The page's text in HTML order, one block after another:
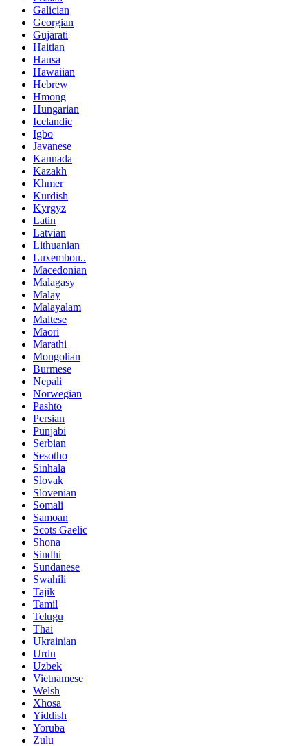
Galician
Georgian
Gujarati
Haitian
Hausa
Hawaiian
Hebrew
Hmong
Hungarian
Icelandic
Igbo
Javanese
Kannada
Kazakh
Khmer
Kurdish
Kyrgyz
Latin
Latvian
Lithuanian
Luxembou..
Macedonian
Malagasy
Malay
Malayalam
Maltese
Maori
Marathi
Mongolian
Burmese
Nepali
Norwegian
Pashto
Persian
Punjabi
Serbian
Sesotho
Sinhala
Slovak
Slovenian
Somali
Samoan
Scots Gaelic
Shona
Sindhi
Sundanese
Swahili
Tajik
Tamil
Telugu
Thai
Ukrainian
Urdu
Uzbek
Vietnamese
Welsh
Xhosa
Yiddish
Yoruba
Zulu